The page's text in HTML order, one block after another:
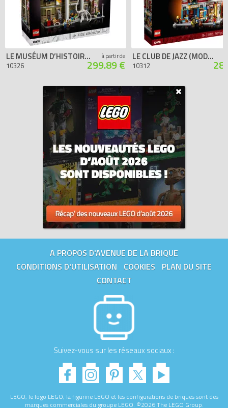
LE MUSÉUM D’HISTOIRE NATURELLE (MODULAR)
10326
à partir de
299.89 €
LE CLUB DE JAZZ (MODULAR)
10312
A PROPOS D'AVENUE DE LA BRIQUE
CONDITIONS D'UTILISATION
COOKIES
PLAN DU SITE
CONTACT
Suivez-vous sur les réseaux sociaux :
LEGO, le logo LEGO, la figurine LEGO et les configurations de briques sont des
marques commerciales du groupe LEGO. ©2026 The LEGO Group.